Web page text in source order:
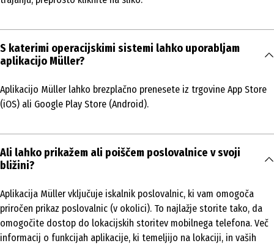
S katerimi operacijskimi sistemi lahko uporabljam
aplikacijo Müller?
Aplikacijo Müller lahko brezplačno prenesete iz trgovine App Store
(iOS) ali Google Play Store (Android).
Ali lahko prikažem ali poiščem poslovalnice v svoji
bližini?
Aplikacija Müller vključuje iskalnik poslovalnic, ki vam omogoča
priročen prikaz poslovalnic (v okolici). To najlažje storite tako, da
omogočite dostop do lokacijskih storitev mobilnega telefona. Več
informacij o funkcijah aplikacije, ki temeljijo na lokaciji, in vaših